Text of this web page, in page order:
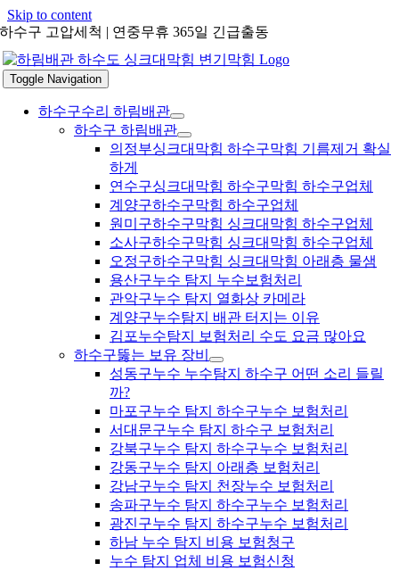
Skip to content
하수구 고압세척 | 연중무휴 365일 긴급출동
Toggle Navigation
하수구수리 하림배관
하수구 하림배관
의정부싱크대막힘 하수구막힘 기름제거 확실
하게
연수구싱크대막힘 하수구막힘 하수구업체
계양구하수구막힘 하수구업체
원미구하수구막힘 싱크대막힘 하수구업체
소사구하수구막힘 싱크대막힘 하수구업체
오정구하수구막힘 싱크대막힘 아래층 물샘
용산구누수 탐지 누수보험처리
관악구누수 탐지 열화상 카메라
계양구누수탐지 배관 터지는 이유
김포누수탐지 보험처리 수도 요금 많아요
하수구뚫는 보유 장비
성동구누수 누수탐지 하수구 어떤 소리 들릴
까?
마포구누수 탐지 하수구누수 보험처리
서대문구누수 탐지 하수구 보험처리
강북구누수 탐지 하수구누수 보험처리
강동구누수 탐지 아래층 보험처리
강남구누수 탐지 천장누수 보험처리
송파구누수 탐지 하수구누수 보험처리
광진구누수 탐지 하수구누수 보험처리
하남 누수 탐지 비용 보험청구
누수 탐지 업체 비용 보험신청